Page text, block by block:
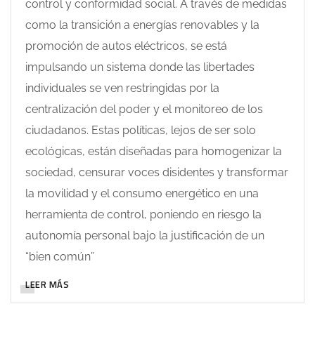
control y conformidad social. A través de medidas
como la transición a energías renovables y la
promoción de autos eléctricos, se está
impulsando un sistema donde las libertades
individuales se ven restringidas por la
centralización del poder y el monitoreo de los
ciudadanos. Estas políticas, lejos de ser solo
ecológicas, están diseñadas para homogenizar la
sociedad, censurar voces disidentes y transformar
la movilidad y el consumo energético en una
herramienta de control, poniendo en riesgo la
autonomía personal bajo la justificación de un
“bien común”
LEER MÁS